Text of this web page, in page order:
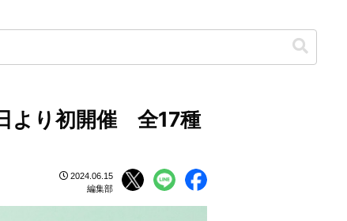
より初開催 全17種
2024.06.15
編集部